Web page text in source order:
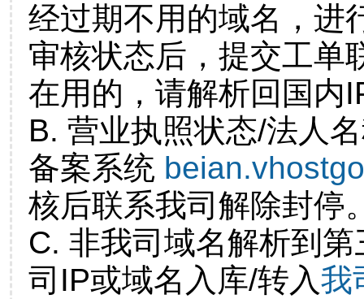
经过期不用的域名，进
审核状态后，提交工单
在用的，请解析回国内
B. 营业执照状态/法人
备案系统
核后联系我司解除封停
C. 非我司域名解析到
司IP或域名入库/转入我